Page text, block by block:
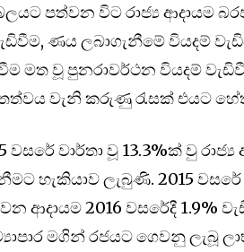
පත්වන විට රාජ්‍ය ආදායම
ණය ලබාගැනීමේ වියදම්
මත වූ පුනරාවර්ථන වියදම්
වැනි කරුණු රැසක් එයට
වසරේ වාර්තා වූ 13.3%ක් වු රාජ්‍ය
හැකියාව ලැබුණි. 2015
ආදායම 2016 වසරේදී 1.9%
මගින් රජයට ගෙවනු ලැබූ